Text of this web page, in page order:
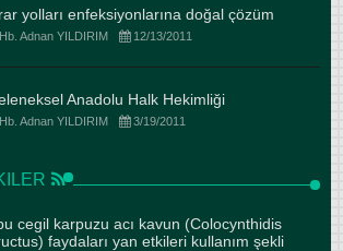
yolları enfeksiyonlarına doğal çözüm
Hb. Adnan YILDIRIM 12/13/2011
Anadolu Halk Hekimliği
Hb. Adnan YILDIRIM 3/19/2011
cegil karpuzu acı kavun (Colocynthidis
faydaları yan etkileri kullanım şekli